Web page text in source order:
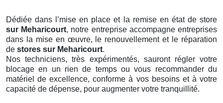
Dédiée dans l’mise en place et la remise en état de store
sur Meharicourt, notre entreprise accompagne entreprises
dans la mise en œuvre, le renouvellement et le réparation
de stores sur Meharicourt.
Nos techniciens, très expérimentés, sauront régler votre
blocage en un rien de temps ou vous recommander du
matériel de excellence, conforme à vos besoins et à votre
capacité de dépense, pour augmenter votre tranquillité.